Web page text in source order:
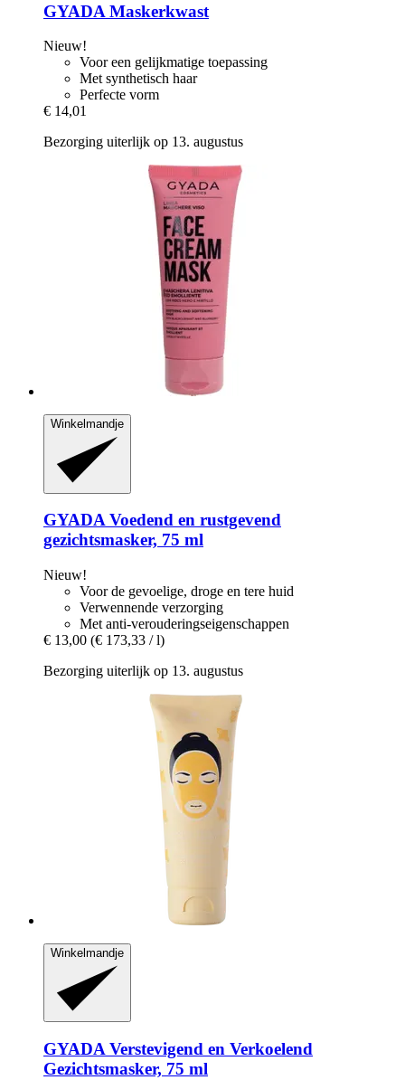
GYADA Maskerkwast
Nieuw!
Voor een gelijkmatige toepassing
Met synthetisch haar
Perfecte vorm
€ 14,01
Bezorging uiterlijk op 13. augustus
Winkelmandje
GYADAVoedend en rustgevend
gezichtsmasker, 75 ml
Nieuw!
Voor de gevoelige, droge en tere huid
Verwennende verzorging
Met anti-verouderingseigenschappen
€ 13,00 (€ 173,33 / l)
Bezorging uiterlijk op 13. augustus
Winkelmandje
GYADA Verstevigend en Verkoelend
Gezichtsmasker, 75 ml